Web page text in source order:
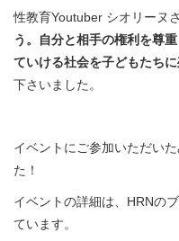
性教育Youtuber シオリーヌさ
う。自分と相手の権利を尊
ていける社会を子どもたちに
下さいました。
イベントにご参加いただい
た！
イベントの詳細は、HRNのブ
ています。